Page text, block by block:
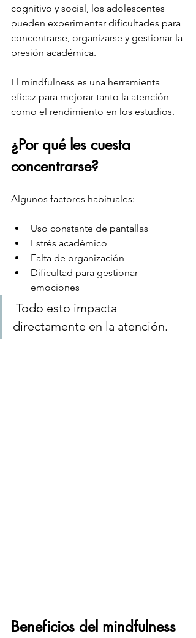
cognitivo y social, los adolescentes
pueden experimentar dificultades para
concentrarse, organizarse y gestionar la
presión académica.
El mindfulness es una herramienta
eficaz para mejorar tanto la atención
como el rendimiento en los estudios.
¿Por qué les cuesta
concentrarse?
Algunos factores habituales:
Uso constante de pantallas
Estrés académico
Falta de organización
Dificultad para gestionar
emociones
directamente en la atención.
Beneficios del mindfulness